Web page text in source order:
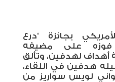
بجائزة “درع
فوزه على مضيفه
أهداف لهدفين، وتألق
هدفين في اللقاء،
لويس سواريز من